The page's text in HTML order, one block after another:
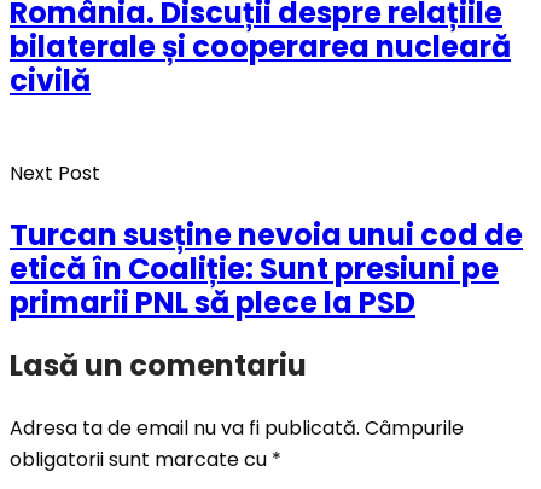
România. Discuții despre relațiile
bilaterale și cooperarea nucleară
civilă
Next Post
Turcan susține nevoia unui cod de
etică în Coaliție: Sunt presiuni pe
primarii PNL să plece la PSD
Lasă un comentariu
Adresa ta de email nu va fi publicată. Câmpurile
obligatorii sunt marcate cu *